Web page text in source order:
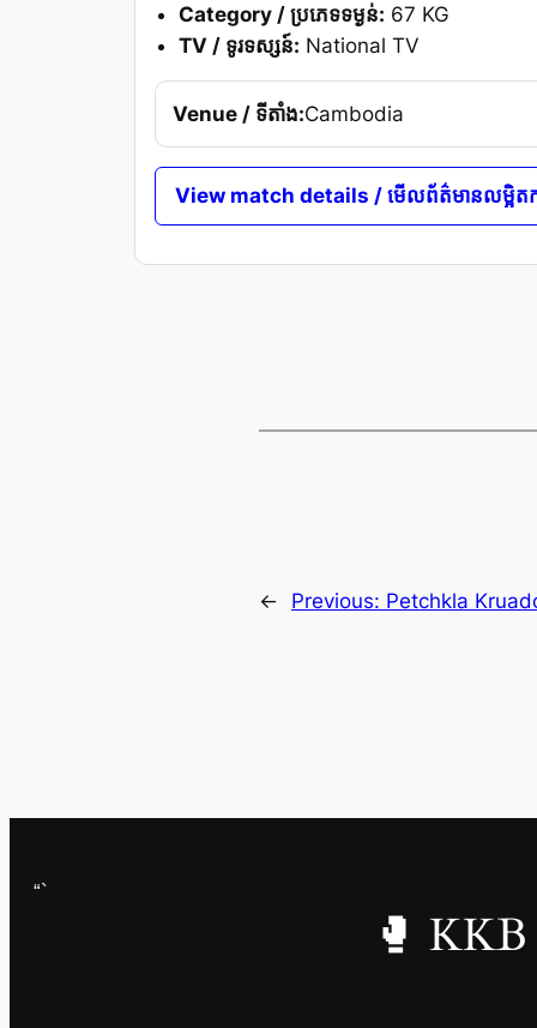
Category / ប្រភេទទម្ងន់: 67 KG
TV / ទូរទស្សន៍: National TV
Venue / ទីតាំង:Cambodia
View match details / មើលព័ត៌មានលម្អិតក
← Previous: Petchkla
“`
🥊